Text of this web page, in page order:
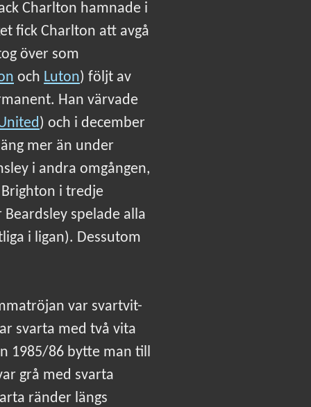
Charlton hamnade i
fick Charlton att avgå
över som
och Luton) följt av
Han värvade
) och i december
mer än under
i andra omgången,
i tredje
spelade alla
i ligan). Dessutom
var svartvit-
svarta med två vita
1985/86 bytte man till
grå med svarta
ränder längs